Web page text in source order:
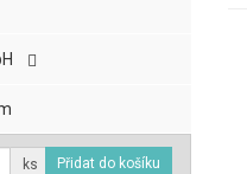
ks